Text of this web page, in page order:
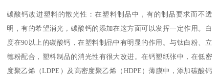
碳酸钙改进塑料的散光性：在塑料制品中，有的制品要求而不透
明，有的希望消光，碳酸钙的添加在这方面可以发挥一定作用。白
度在90以上的碳酸钙，在塑料制品中有明显的作用。与钛白粉、立
德粉配合，塑料制品的消光性有很大改进。在钙塑纸张中，在低密
度聚乙烯（LDPE）及高密度聚乙烯（HDPE）薄膜中，添加碳酸钙